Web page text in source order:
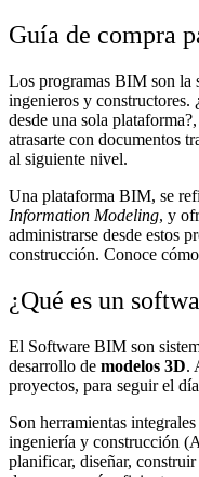
Guía de compra
Los programas BIM son la
ingenieros y constructores.
desde una sola
atrasarte con documentos
al siguiente nivel.
Una plataforma BIM, se
Information Modeling, y
administrarse desde estos
construcción. Conoce
¿Qué es un
El Software BIM son
desarrollo de modelos 3D.
proyectos, para seguir el
Son herramientas
ingeniería y construcción
planificar, diseñar,